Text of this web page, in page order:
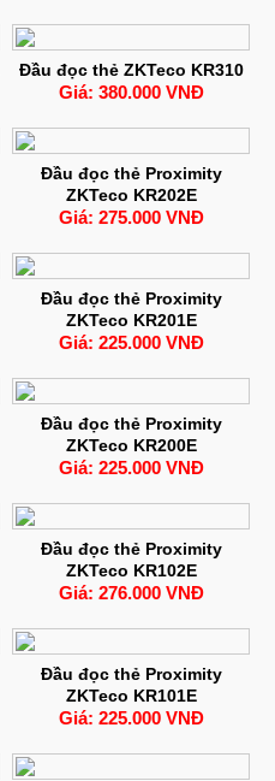
Đầu đọc thẻ ZKTeco KR310
Giá: 380.000 VNĐ
Đầu đọc thẻ Proximity
ZKTeco KR202E
Giá: 275.000 VNĐ
Đầu đọc thẻ Proximity
ZKTeco KR201E
Giá: 225.000 VNĐ
Đầu đọc thẻ Proximity
ZKTeco KR200E
Giá: 225.000 VNĐ
Đầu đọc thẻ Proximity
ZKTeco KR102E
Giá: 276.000 VNĐ
Đầu đọc thẻ Proximity
ZKTeco KR101E
Giá: 225.000 VNĐ